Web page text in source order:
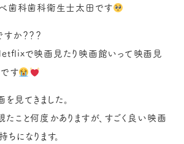
べ歯科歯科衛生士太田です
か？？？
で映画見たり映画館いって映画見
です
見てきました。
こと何度かありますが、すごく良い映画
になります。